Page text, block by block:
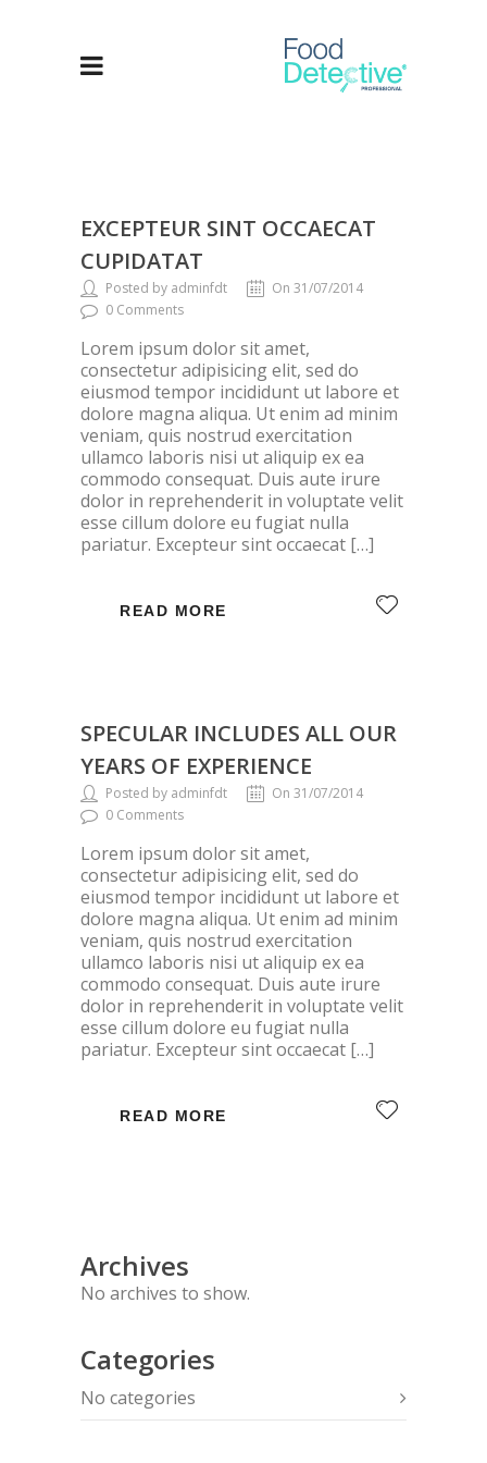
EXCEPTEUR SINT OCCAECAT
CUPIDATAT
Posted by adminfdt
On 31/07/2014
0 Comments
Lorem ipsum dolor sit amet,
consectetur adipisicing elit, sed do
eiusmod tempor incididunt ut labore et
dolore magna aliqua. Ut enim ad minim
veniam, quis nostrud exercitation
ullamco laboris nisi ut aliquip ex ea
commodo consequat. Duis aute irure
dolor in reprehenderit in voluptate velit
esse cillum dolore eu fugiat nulla
pariatur. Excepteur sint occaecat […]
READ MORE
SPECULAR INCLUDES ALL OUR
YEARS OF EXPERIENCE
Posted by adminfdt
On 31/07/2014
0 Comments
Lorem ipsum dolor sit amet,
consectetur adipisicing elit, sed do
eiusmod tempor incididunt ut labore et
dolore magna aliqua. Ut enim ad minim
veniam, quis nostrud exercitation
ullamco laboris nisi ut aliquip ex ea
commodo consequat. Duis aute irure
dolor in reprehenderit in voluptate velit
esse cillum dolore eu fugiat nulla
pariatur. Excepteur sint occaecat […]
READ MORE
Archives
No archives to show.
Categories
No categories